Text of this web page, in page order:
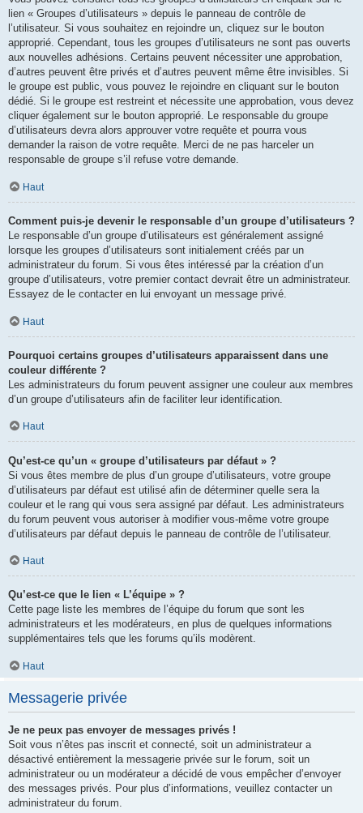
lien « Groupes d’utilisateurs » depuis le panneau de contrôle de
l’utilisateur. Si vous souhaitez en rejoindre un, cliquez sur le bouton
approprié. Cependant, tous les groupes d’utilisateurs ne sont pas ouverts
aux nouvelles adhésions. Certains peuvent nécessiter une approbation,
d’autres peuvent être privés et d’autres peuvent même être invisibles. Si
le groupe est public, vous pouvez le rejoindre en cliquant sur le bouton
dédié. Si le groupe est restreint et nécessite une approbation, vous devez
cliquer également sur le bouton approprié. Le responsable du groupe
d’utilisateurs devra alors approuver votre requête et pourra vous
demander la raison de votre requête. Merci de ne pas harceler un
responsable de groupe s’il refuse votre demande.
Haut
Comment puis-je devenir le responsable d’un groupe d’utilisateurs ?
Le responsable d’un groupe d’utilisateurs est généralement assigné
lorsque les groupes d’utilisateurs sont initialement créés par un
administrateur du forum. Si vous êtes intéressé par la création d’un
groupe d’utilisateurs, votre premier contact devrait être un administrateur.
Essayez de le contacter en lui envoyant un message privé.
Haut
Pourquoi certains groupes d’utilisateurs apparaissent dans une
couleur différente ?
Les administrateurs du forum peuvent assigner une couleur aux membres
d’un groupe d’utilisateurs afin de faciliter leur identification.
Haut
Qu’est-ce qu’un « groupe d’utilisateurs par défaut » ?
Si vous êtes membre de plus d’un groupe d’utilisateurs, votre groupe
d’utilisateurs par défaut est utilisé afin de déterminer quelle sera la
couleur et le rang qui vous sera assigné par défaut. Les administrateurs
du forum peuvent vous autoriser à modifier vous-même votre groupe
d’utilisateurs par défaut depuis le panneau de contrôle de l’utilisateur.
Haut
Qu’est-ce que le lien « L’équipe » ?
Cette page liste les membres de l’équipe du forum que sont les
administrateurs et les modérateurs, en plus de quelques informations
supplémentaires tels que les forums qu’ils modèrent.
Haut
Messagerie privée
Je ne peux pas envoyer de messages privés !
Soit vous n’êtes pas inscrit et connecté, soit un administrateur a
désactivé entièrement la messagerie privée sur le forum, soit un
administrateur ou un modérateur a décidé de vous empêcher d’envoyer
des messages privés. Pour plus d’informations, veuillez contacter un
administrateur du forum.